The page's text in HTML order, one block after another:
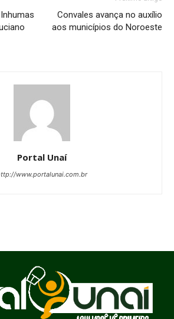
Convales avança no auxílio
aos municípios do Noroeste
Portal Unaí
www.portalunai.com.br